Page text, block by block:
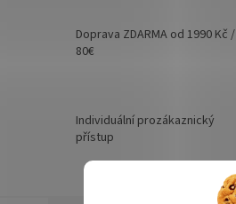
Doprava ZDARMA od 1990 Kč /
80€
Individuální prozákaznický
přístup